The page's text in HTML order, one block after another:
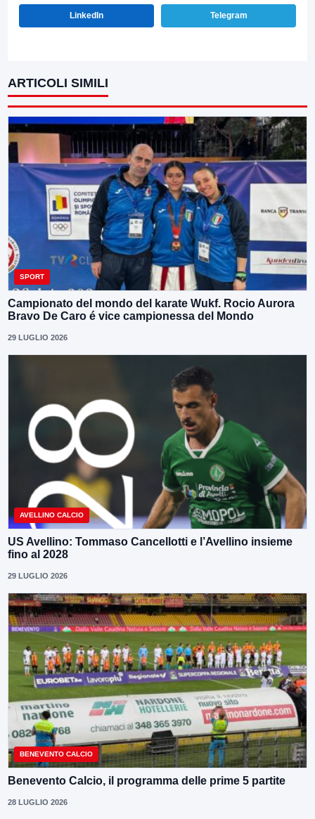
LinkedIn Telegram
ARTICOLI SIMILI
SPORT
Campionato del mondo del karate Wukf. Rocio Aurora
Bravo De Caro é vice campionessa del Mondo
29 LUGLIO 2026
AVELLINO CALCIO
US Avellino: Tommaso Cancellotti e l’Avellino insieme
fino al 2028
29 LUGLIO 2026
BENEVENTO CALCIO
Benevento Calcio, il programma delle prime 5 partite
28 LUGLIO 2026